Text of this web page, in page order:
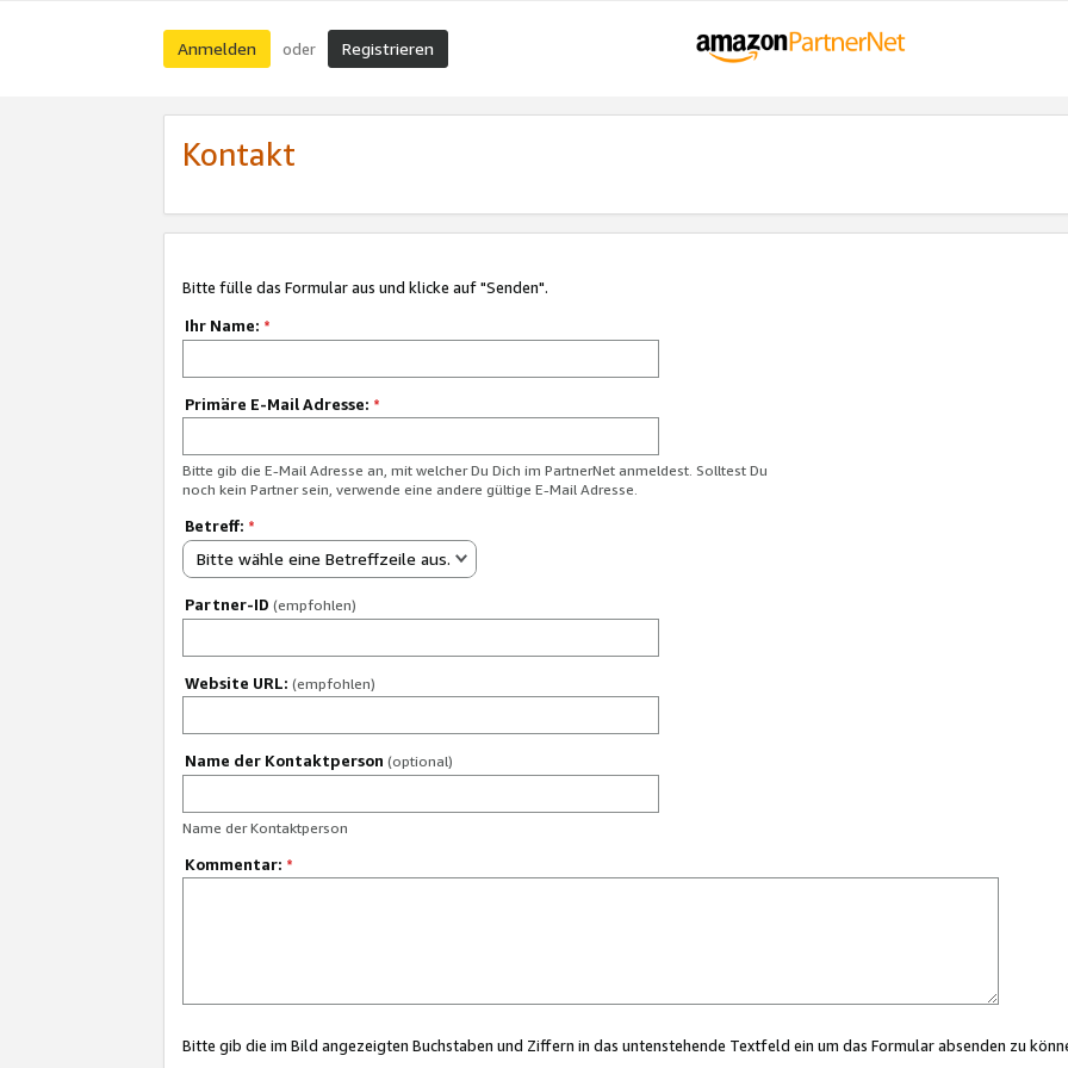
Anmelden oder Registrieren
Kontakt
Bitte fülle das Formular aus und klicke auf "Senden".
Ihr Name: *
Primäre E-Mail Adresse: *
Bitte gib die E-Mail Adresse an, mit welcher Du Dich im PartnerNet anmeldest. Solltest Du
noch kein Partner sein, verwende eine andere gültige E-Mail Adresse.
Betreff: *
Bitte wähle eine Betreffzeile aus.
Partner-ID (empfohlen)
Website URL: (empfohlen)
Name der Kontaktperson (optional)
Name der Kontaktperson
Kommentar: *
Bitte gib die im Bild angezeigten Buchstaben und Ziffern in das untenstehende Textfeld ein um das Formular absenden zu